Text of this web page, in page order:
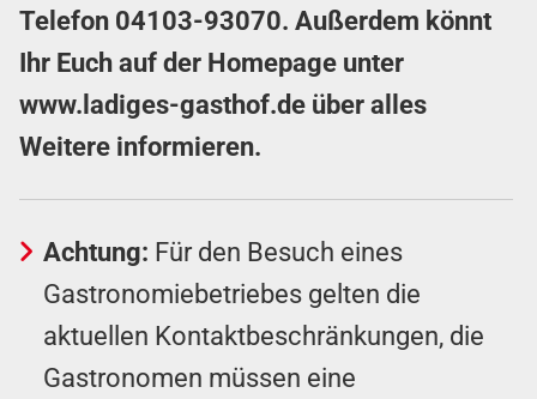
Telefon 04103-93070. Außerdem könnt
Ihr Euch auf der Homepage unter
www.ladiges-gasthof.de über alles
Weitere informieren.
Achtung: Für den Besuch eines
Gastronomiebetriebes gelten die
aktuellen Kontaktbeschränkungen, die
Gastronomen müssen eine